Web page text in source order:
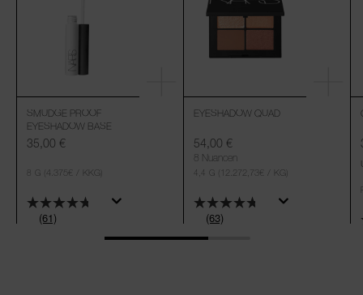
(61)
SMUDGE PROOF
EYESHADOW BASE
35,00 €
8 G (4.375€ / KKG)
(63)
EYESHADOW QUAD
8 Nuancen
54,00 €
4,4 G (12.272,73€ / KG)